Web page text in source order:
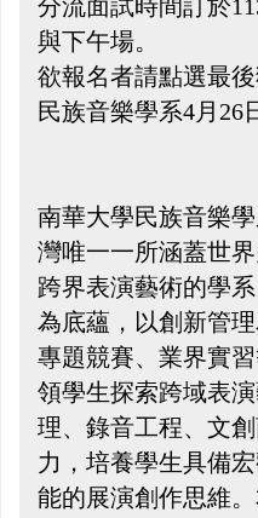
分流面試時間訂於
與下午場。
欲報名者請點選最後
民族音樂學系4月26
南華大學民族音樂
灣唯一一所涵蓋世
跨界表演藝術的學
為底蘊，以創新管
專題競賽、業界實
領學生探索跨域表
理、錄音工程、文
力，培養學生具備
能的展演創作思維